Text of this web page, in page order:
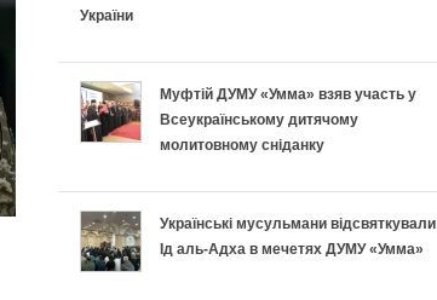
України
Муфтій ДУМУ «Умма» взяв участь у
Всеукраїнському дитячому
молитовному сніданку
Українські мусульмани відсвяткували
Ід аль-Адха в мечетях ДУМУ «Умма»